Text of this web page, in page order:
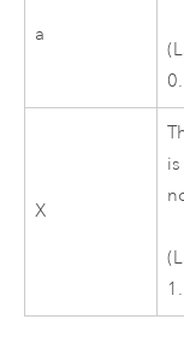
a
X